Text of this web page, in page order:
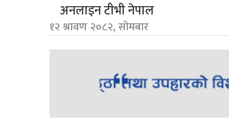
अनलाइन टीभी नेपाल
१२ श्रावण २०८२, सोमबार